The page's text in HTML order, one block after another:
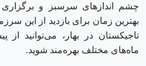
چشم ‌اندازهای سرسبز و
بهترین زمان برای بازدید از این
تاجیکستان در بهار، می‌توانید از
ماه‌های مختلف بهره‌مند شوید.